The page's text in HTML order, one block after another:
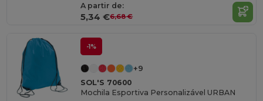
A partir de:
5,34 €6,68 €
-1%
+9
SOL'S 70600
Mochila Esportiva Personalizável URBAN